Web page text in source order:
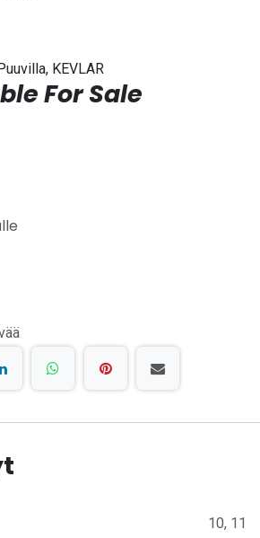
KEVLAR
For Sale
10, 11